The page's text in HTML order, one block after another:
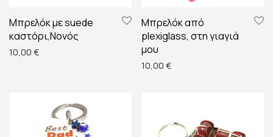
Μπρελόκ με suede
καστόρι,Nονός
10,00 €
Μπρελόκ από
plexiglass, στη γιαγιά
μου
10,00 €